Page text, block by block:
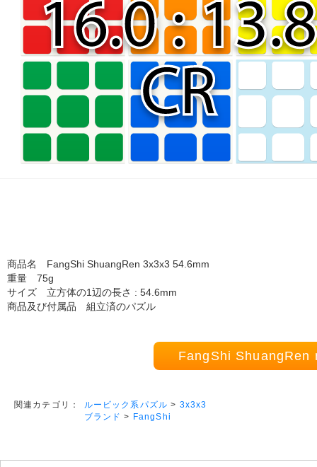
商品名 FangShi ShuangRen 3x3x3 54.6mm
重量 75g
サイズ 立方体の1辺の長さ : 54.6mm
商品及び付属品 組立済のパズル
FangShi ShuangRen
関連カテゴリ： ルービック系パズル > 3x3x3
ブランド > FangShi